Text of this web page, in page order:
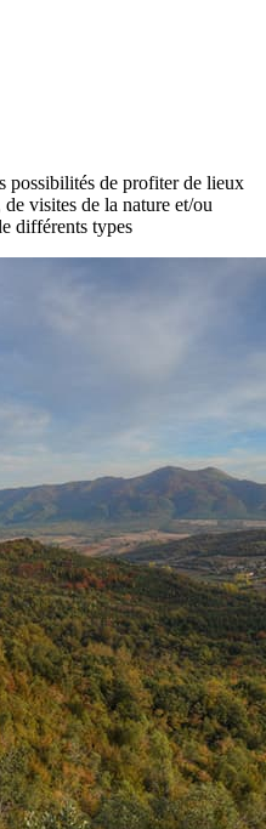
possibilités de profiter de lieux
visites de la nature et/ou
différents types